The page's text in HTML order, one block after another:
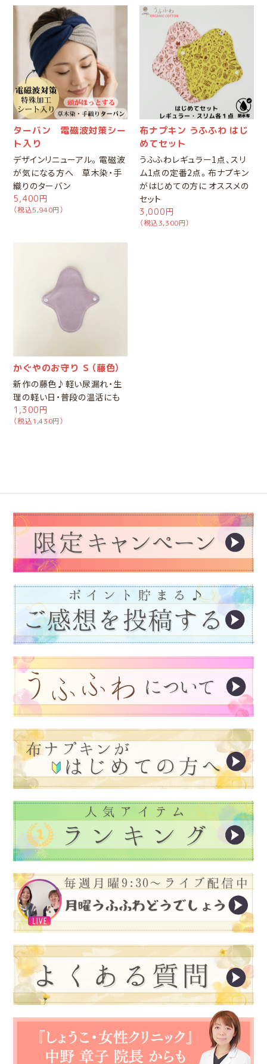
ターバン 電磁波対策シー
ト入り
デザインリニューアル。電磁波
が気になる方へ 草木染・手
織りのターバン
5,400円
（税込5,940円）
布ナプキン うふふわ はじ
めてセット
うふふわレギュラー1点、スリ
ム1点の定番2点。布ナプキン
がはじめての方に オススメの
セット
3,000円
（税込3,300円）
かぐやのお守り Ｓ（藤色）
新作の藤色♪軽い尿漏れ・生
理の軽い日・普段の温活にも
1,300円
（税込1,430円）